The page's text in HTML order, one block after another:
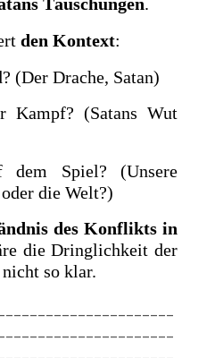
Täuschungen.
den Kontext:
(Der Drache, Satan)
Kampf? (Satans Wut
dem Spiel? (Unsere
die Welt?)
des Konflikts in
die Dringlichkeit der
so klar.